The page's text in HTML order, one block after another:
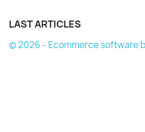
LAST ARTICLES
© 2026 - Ecommerce software